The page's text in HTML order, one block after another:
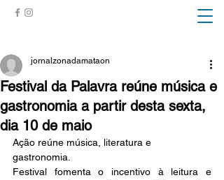
Festival da Palavra reúne música e
gastronomia a partir desta sexta,
dia 10 de maio
jornalzonadamataon
Ação reúne música, literatura e
gastronomia.
Festival fomenta o incentivo à leitura e